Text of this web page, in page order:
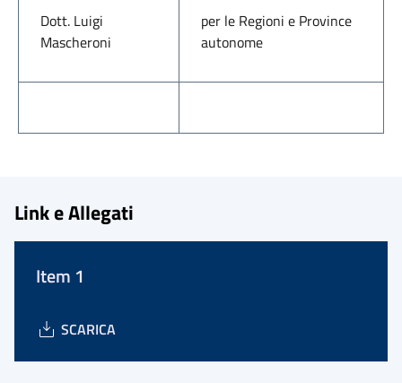
Dott. Luigi
Mascheroni
per le Regioni e Province
autonome
Link e Allegati
Item 1
SCARICA